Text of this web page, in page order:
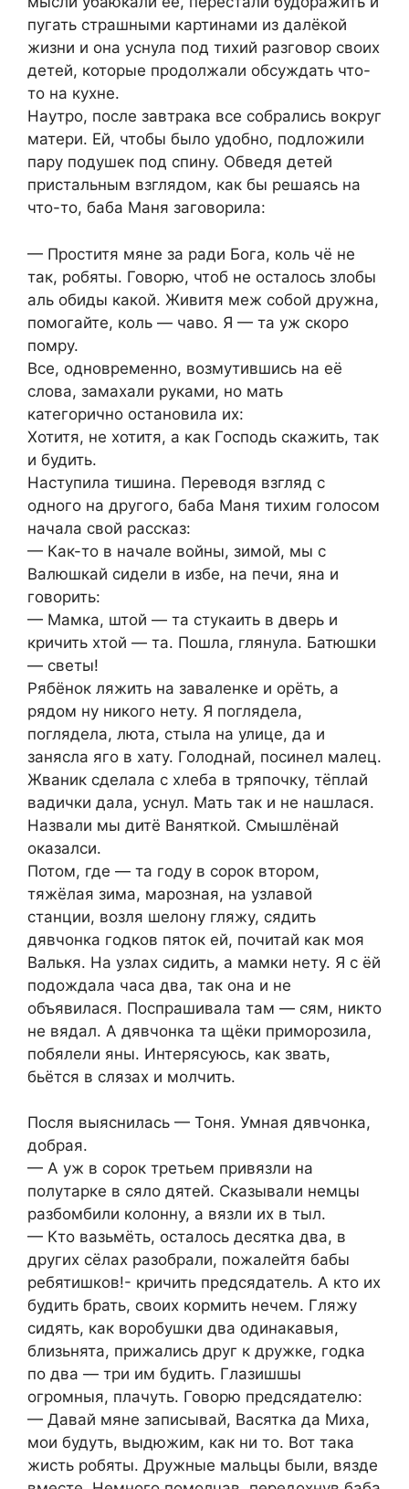
пугать страшными картинами из далёкой
жизни и она уснула под тихий разговор своих
детей, которые продолжали обсуждать что-
то на кухне.
Наутро, после завтрака все собрались вокруг
матери. Ей, чтобы было удобно, подложили
пару подушек под спину. Обведя детей
пристальным взглядом, как бы решаясь на
что-то, баба Маня заговорила:
— Проститя мяне за ради Бога, коль чё не
так, робяты. Говорю, чтоб не осталось злобы
аль обиды какой. Живитя меж собой дружна,
помогайте, коль — чаво. Я — та уж скоро
помру.
Все, одновременно, возмутившись на её
слова, замахали руками, но мать
категорично остановила их:
Хотитя, не хотитя, а как Господь скажить, так
и будить.
Наступила тишина. Переводя взгляд с
одного на другого, баба Маня тихим голосом
начала свой рассказ:
— Как-то в начале войны, зимой, мы с
Валюшкай сидели в избе, на печи, яна и
говорить:
— Мамка, штой — та стукаить в дверь и
кричить хтой — та. Пошла, глянула. Батюшки
— светы!
Рябёнок ляжить на заваленке и орёть, а
рядом ну никого нету. Я поглядела,
поглядела, люта, стыла на улице, да и
занясла яго в хату. Голоднай, посинел малец.
Жваник сделала с хлеба в тряпочку, тёплай
вадички дала, уснул. Мать так и не нашлася.
Назвали мы дитё Ваняткой. Смышлёнай
оказалси.
Потом, где — та году в сорок втором,
тяжёлая зима, марозная, на узлавой
станции, возля шелону гляжу, сядить
дявчонка годков пяток ей, почитай как моя
Валькя. На узлах сидить, а мамки нету. Я с ёй
подождала часа два, так она и не
объявилася. Поспрашивала там — сям, никто
не вядал. А дявчонка та щёки приморозила,
побялели яны. Интерясуюсь, как звать,
бьётся в слязах и молчить.
Посля выяснилась — Тоня. Умная дявчонка,
добрая.
— А уж в сорок третьем привязли на
полутарке в сяло дятей. Сказывали немцы
разбомбили колонну, а вязли их в тыл.
— Кто вазьмёть, осталось десятка два, в
других сёлах разобрали, пожалейтя бабы
ребятишков!- кричить предсядатель. А кто их
будить брать, своих кормить нечем. Гляжу
сидять, как воробушки два одинакавыя,
близьнята, прижались друг к дружке, годка
по два — три им будить. Глазишшы
огромныя, плачуть. Говорю предсядателю:
— Давай мяне записывай, Васятка да Миха,
мои будуть, выдюжим, как ни то. Вот така
жисть робяты. Дружные мальцы были, вязде